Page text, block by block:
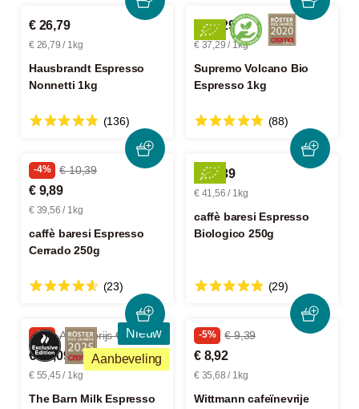
€ 26,79
€ 26,79 / 1kg
Hausbrandt Espresso
Nonnetti 1kg
(136)
€ 37,29
€ 37,29 / 1kg
Supremo Volcano Bio
Espresso 1kg
(88)
-4% € 10,39
€ 9,89
€ 39,56 / 1kg
caffè baresi Espresso
Cerrado 250g
(23)
€ 10,39
€ 41,56 / 1kg
caffè baresi Espresso
Biologico 250g
(29)
Nieuw
Aanbeveling
-3% Adviesprijs € 11,50
€ 11,09
€ 55,45 / 1kg
The Barn Milk Espresso
-5% € 9,39
€ 8,92
€ 35,68 / 1kg
Wittmann cafeïnevrije